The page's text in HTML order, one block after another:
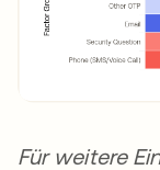
Für weitere